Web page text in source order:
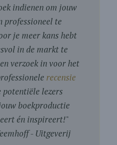
indienen om jouw
professioneel te
je meer kans hebt
in de markt te
verzoek in voor het
recensie
potentiële lezers
boekproductie
én inspireert!"
- Uitgeverij